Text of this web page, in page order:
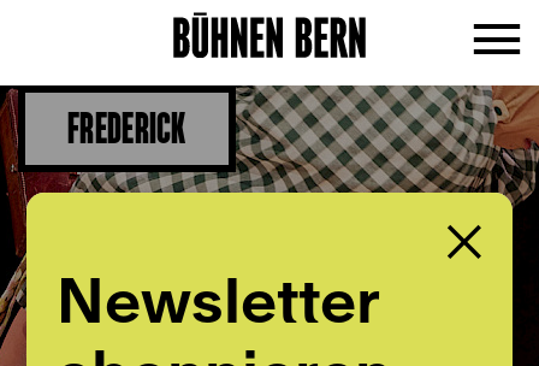
FREDERICK
Newsletter